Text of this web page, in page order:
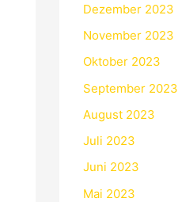
Dezember 2023
November 2023
Oktober 2023
September 2023
August 2023
Juli 2023
Juni 2023
Mai 2023